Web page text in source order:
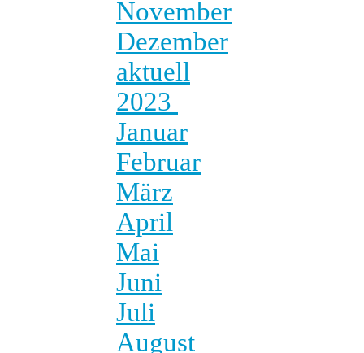
November
Dezember
aktuell
2023
Januar
Februar
März
April
Mai
Juni
Juli
August